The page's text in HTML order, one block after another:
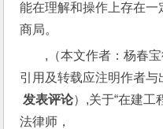
能在理解和操作上存在
商局。
,（本文作者：杨春
引用及转载应注明作者与
发表评论）,关于“在建工
法律师，